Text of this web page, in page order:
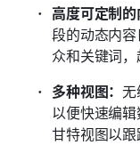
高度可定制
段的动态内
众和关键词，
多种视图：无
以便快速编
甘特视图以跟